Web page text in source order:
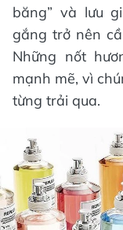
băng” và lưu
gắng trở nên
Những nốt
mạnh mẽ, vì
từng trải qua.